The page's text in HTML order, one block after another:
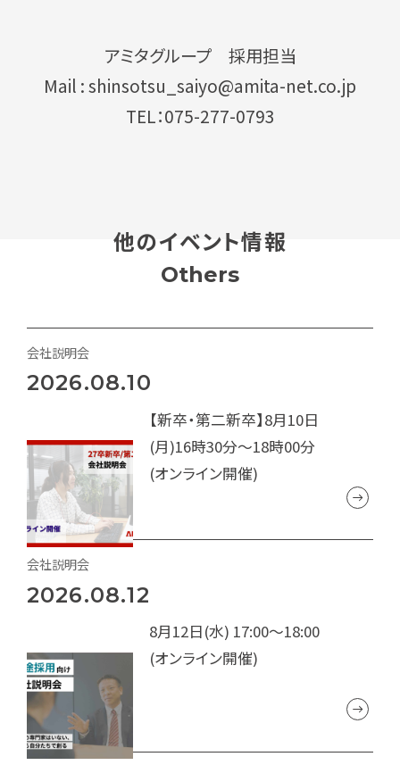
アミタグループ 採用担当
Mail : shinsotsu_saiyo@amita-net.co.jp
TEL：075-277-0793
他のイベント情報
Others
2026.08.10
【新卒・第二新卒】8月10日
(月)16時30分～18時00分
(オンライン開催)
会社説明会
2026.08.12
8月12日(水) 17:00～18:00
(オンライン開催)
会社説明会